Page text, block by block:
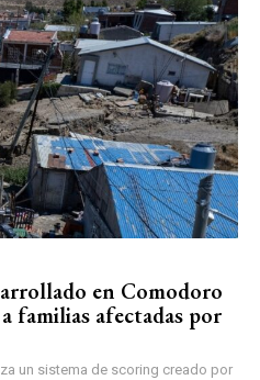
en Comodoro
familias afectadas por
un sistema de scoring creado por